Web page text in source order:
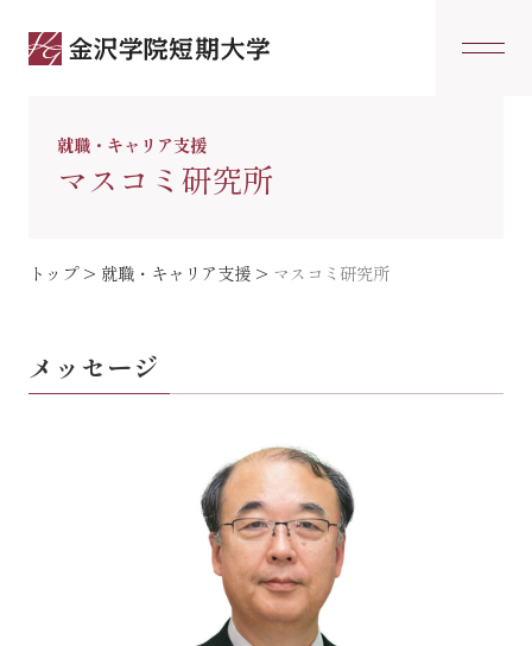
就職・キャリア支援
マスコミ研究所
トップ> 就職・キャリア支援> マスコミ研究所
メッセージ